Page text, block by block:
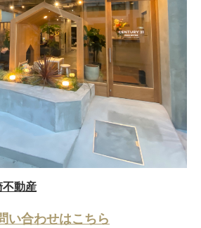
不動産
い合わせはこちら